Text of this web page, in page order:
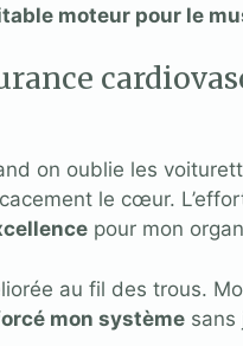
moteur pour le
on oublie les
le cœur.
pour mon
au fil des trous.
mon système sans